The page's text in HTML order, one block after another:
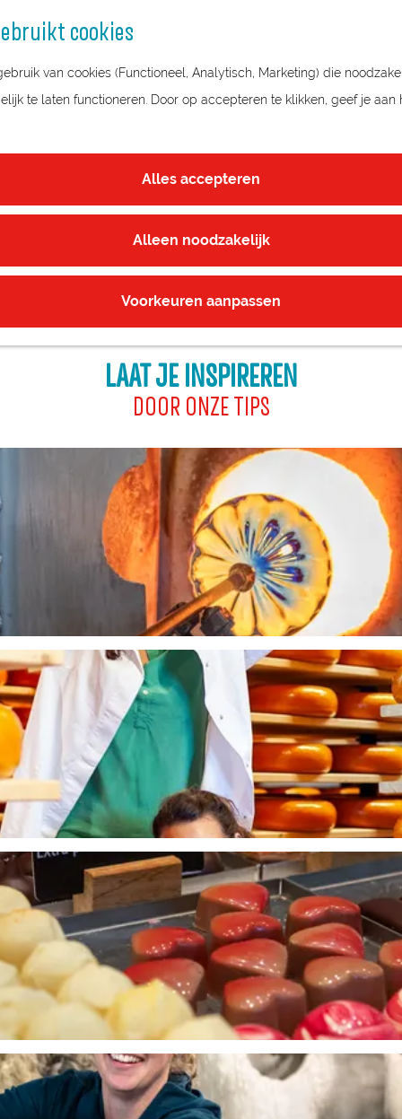
cookies
van cookies (Functioneel, Analytisch, Marketing) die
te laten functioneren. Door op accepteren te klikken, geef je aan
Alles accepteren
Alleen noodzakelijk
Voorkeuren aanpassen
BELEEF HET VAKMANSCHAP
allemaal kunt doen rondom Hollandse ambachten in Regio
je een compleet overzicht van activiteiten, workshops en
centraal staat. Leer hoe traditionele technieken tot leven
aan de slag met bijvoorbeeld pottenbakken, kaasmaken
LAAT JE INSPIREREN
DOOR ONZE TIPS